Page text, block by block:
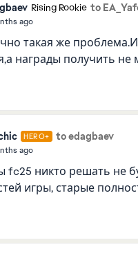
Rising Rookie to
ago
такая же
награды получить
HERO+ to edagbaev
ago
никто решать не
игры, старые